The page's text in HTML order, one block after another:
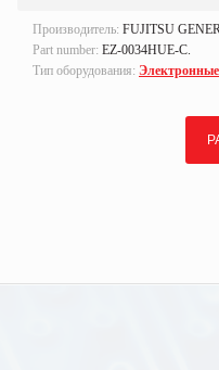
Производитель: FUJITSU
Part number: EZ-0034HUE-C.
Тип оборудования: